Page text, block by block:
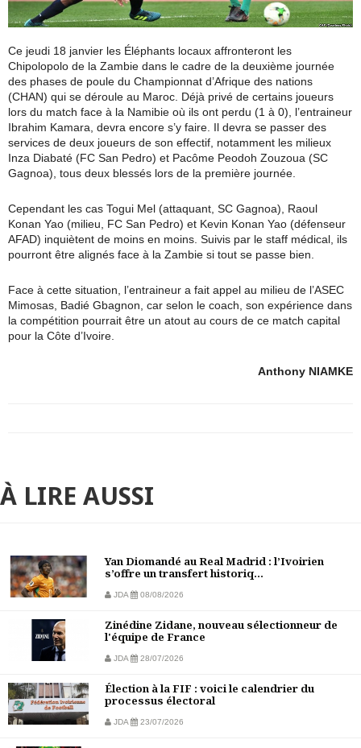
Ce jeudi 18 janvier les Éléphants locaux affronteront les
Chipolopolo de la Zambie dans le cadre de la deuxième journée
des phases de poule du Championnat d’Afrique des nations
(CHAN) qui se déroule au Maroc. Déjà privé de certains joueurs
lors du match face à la Namibie où ils ont perdu (1 à 0), l’entraineur
Ibrahim Kamara, devra encore s’y faire. Il devra se passer des
services de deux joueurs de son effectif, notamment les milieux
Inza Diabaté (FC San Pedro) et Pacôme Peodoh Zouzoua (SC
Gagnoa), tous deux blessés lors de la première journée.
Cependant les cas Togui Mel (attaquant, SC Gagnoa), Raoul
Konan Yao (milieu, FC San Pedro) et Kevin Konan Yao (défenseur
AFAD) inquiètent de moins en moins. Suivis par le staff médical, ils
pourront être alignés face à la Zambie si tout se passe bien.
Face à cette situation, l’entraineur a fait appel au milieu de l’ASEC
Mimosas, Badié Gbagnon, car selon le coach, son expérience dans
la compétition pourrait être un atout au cours de ce match capital
pour la Côte d’Ivoire.
Anthony NIAMKE
À LIRE AUSSI
Yan Diomandé au Real Madrid : l’Ivoirien
s’offre un transfert historiq...
JDA 08/08/2026
Zinédine Zidane, nouveau sélectionneur de
l'équipe de France
JDA 28/07/2026
Élection à la FIF : voici le calendrier du
processus électoral
JDA 23/07/2026